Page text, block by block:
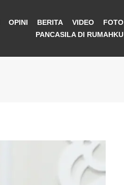
OPINI BERITA VIDEO
FOTO
PANCASILA DI RUMAHKU